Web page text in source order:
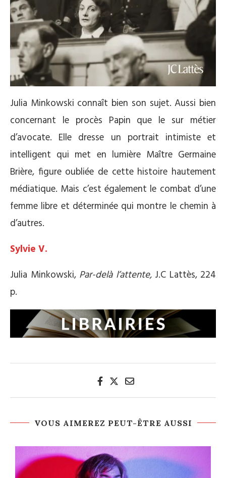
Julia Minkowski connaît bien son sujet. Aussi bien
concernant le procès Papin que le sur métier
d’avocate. Elle dresse un portrait intimiste et
intelligent qui met en lumière Maître Germaine
Brière, figure oubliée de cette histoire hautement
médiatique. Mais c’est également le combat d’une
femme libre et déterminée qui montre le chemin à
d’autres.
Sylvie V.
Julia Minkowski, Par-delà l’attente,J.C Lattès, 224
p.
VOUS AIMEREZ PEUT-ÊTRE AUSSI